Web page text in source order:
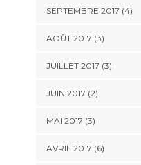
SEPTEMBRE 2017 (4)
AOÛT 2017 (3)
JUILLET 2017 (3)
JUIN 2017 (2)
MAI 2017 (3)
AVRIL 2017 (6)